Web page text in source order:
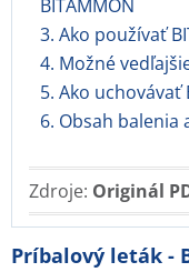
BITAMMON
3. Ako používať
4. Možné
5. Ako uchovávať
6. Obsah balenia
Zdroje: Originál
Príbalový leták -